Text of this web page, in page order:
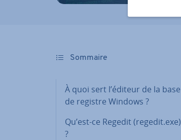
Sommaire
À quoi sert l’éditeur de la base
de registre Windows ?
Qu’est-ce Regedit (regedit.exe)
?